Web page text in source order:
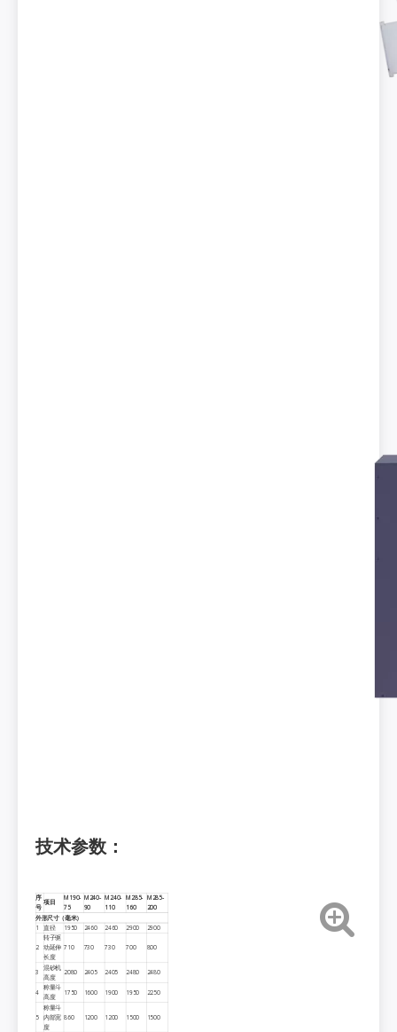
技术参数：
序
号
项目
M190-
75
M240-
90
M240-
110
M285-
160
M285-
200
外形尺寸（毫米）
1
直径 1950 2460 2460 2900 2900
2
转子驱
动延伸
长度
710 730 730 700 800
3
混砂机
高度
2080 2405 2405 2480 2480
4
称量斗
高度
1750 1600 1900 1950 2250
5
称量斗
内部宽
度
860 1200 1200 1500 1500